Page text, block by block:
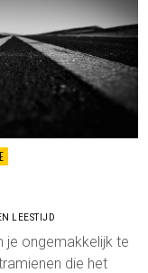
LEESTIJD
je ongemakkelijk te
die het